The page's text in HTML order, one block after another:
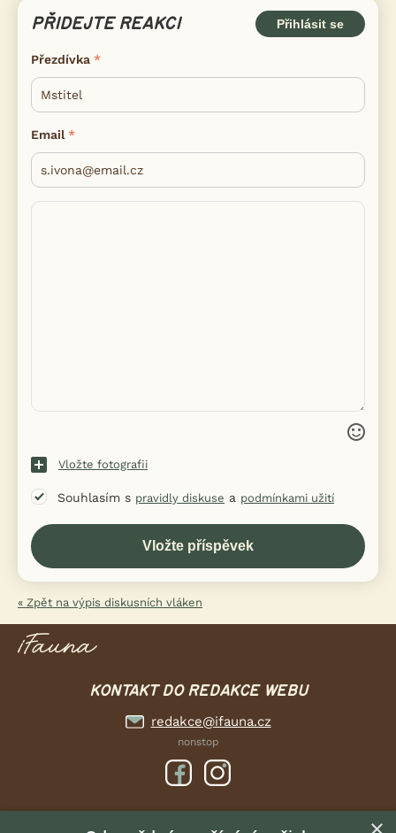
PŘIDEJTE REAKCI Přihlásit se
Přezdívka
Email
Vložte fotografii
Souhlasím s pravidly diskuse a podmínkami užití
« Zpět na výpis diskusních vláken
KONTAKT DO REDAKCE WEBU
redakce@ifauna.cz
nonstop
DOMOVSKÁ STRÁNKA